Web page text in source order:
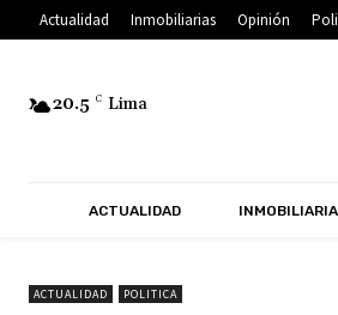
Actualidad Inmobiliarias Opinión
20.5 C Lima
ACTUALIDAD
ACTUALIDAD POLITICA